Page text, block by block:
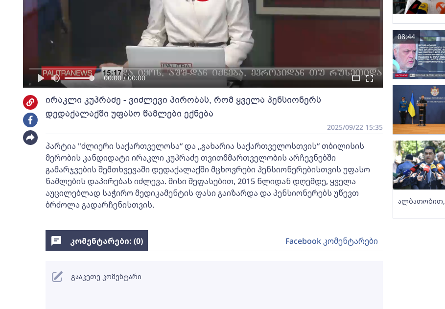
00:00 / 00:00
ირაკლი კუპრაძე - ვიძლევი პირობას, რომ ყველა პენსიონერს
დედაქალაქში უფასო წამლები ექნება
2025/09/22 15:35
პარტია "ძლიერი საქართველოსა“ და „გახარია საქართველოსთვის“ თბილისის
მერობის კანდიდატი ირაკლი კუპრაძე თვითმმართველობის არჩევნებში
გამარჯვების შემთხვევაში დედაქალაქში მცხოვრები პენსიონერებისთვის უფასო
წამლების დაპირებას იძლევა. მისი შეფასებით, 2015 წლიდან დღემდე, ყველა
აუცილებლად საჭირო მედიკამენტის ფასი გაიზარდა და პენსიონერებს უწევთ
ბრძოლა გადარჩენისთვის.
08:44
ალბათობით,
კომენტარები: (0) Facebook კომენტარები
გააკეთე კომენტარი